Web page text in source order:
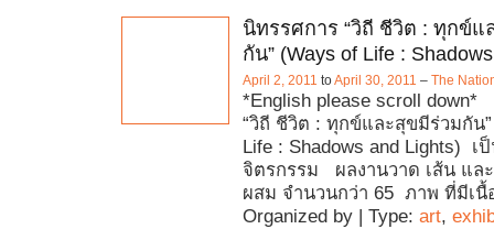
นิทรรศการ “วิถี ชีวิต : ทุกข์แ
กัน” (Ways of Life :
April 2, 2011 toApril 30, 2011 – The
*English please scroll down*
“วิถี ชีวิต : ทุกข์และสุขมีร่วมกัน
Life : Shadows and Lights) เ
จิตรกรรม ผลงานวาด เส้น แล
ผสม จำนวนกว่า 65 ภาพ ที่มีเนื้
Organized by | Type: art,